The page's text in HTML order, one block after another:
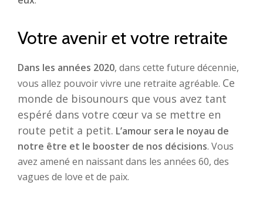
Votre avenir et votre retraite
Dans les années 2020, dans cette future décennie,
vous allez pouvoir vivre une retraite agréable. Ce
monde de bisounours que vous avez tant
espéré dans votre cœur va se mettre en
route petit a petit. L’amour sera le noyau de
notre être et le booster de nos décisions. Vous
avez amené en naissant dans les années 60, des
vagues de love et de paix.